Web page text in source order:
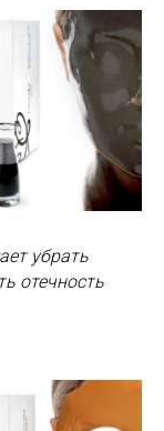
убрать
отечность